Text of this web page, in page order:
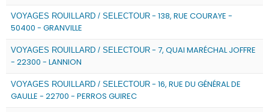
VOYAGES ROUILLARD / SELECTOUR - 138, RUE COURAYE -
50400 - GRANVILLE
VOYAGES ROUILLARD / SELECTOUR - 7, QUAI MARÉCHAL JOFFRE
- 22300 - LANNION
VOYAGES ROUILLARD / SELECTOUR - 16, RUE DU GÉNÉRAL DE
GAULLE - 22700 - PERROS GUIREC